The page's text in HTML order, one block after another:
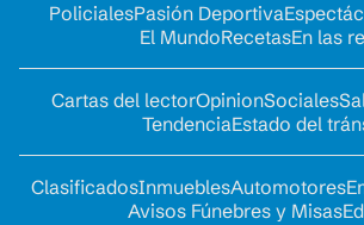
PolicialesPasión Deportiva
El MundoRecetasEn las
Cartas del lectorOpinionSociales
TendenciaEstado del
ClasificadosInmueblesAutomotores
Avisos Fúnebres y Misas